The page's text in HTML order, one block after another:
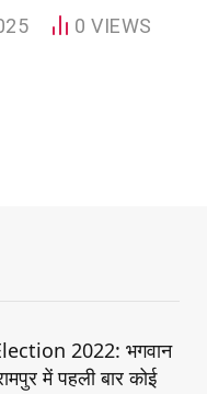
0VIEWS
2022: भगवान
में पहली बार कोई